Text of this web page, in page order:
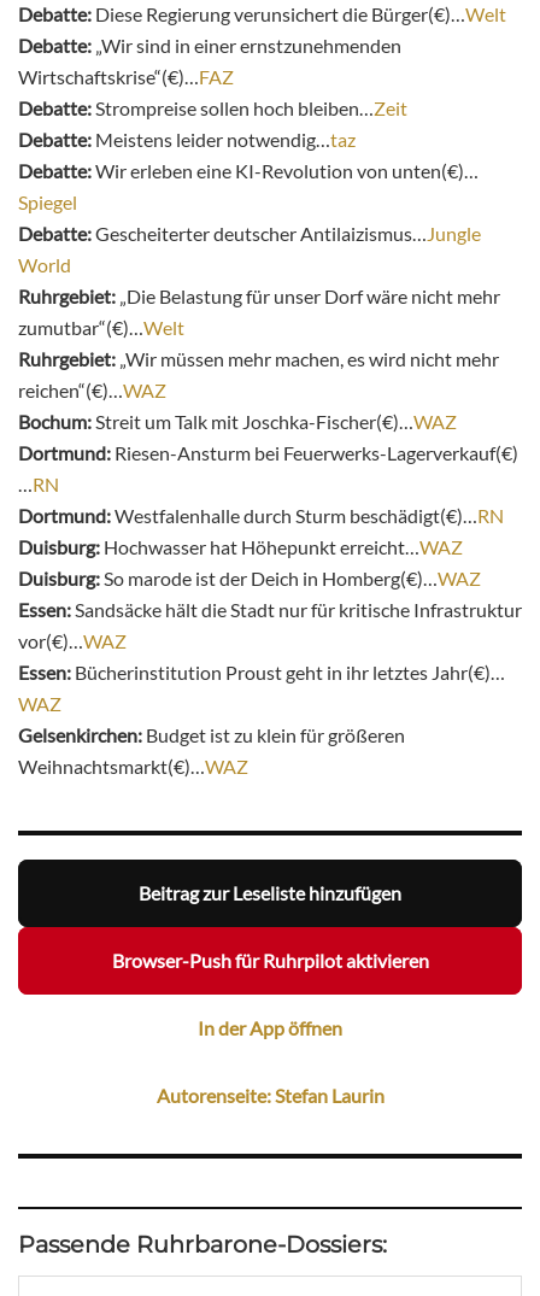
Debatte: Diese Regierung verunsichert die Bürger(€)… Welt
Debatte: „Wir sind in einer ernstzunehmenden
Wirtschaftskrise“(€)… FAZ
Debatte: Strompreise sollen hoch bleiben… Zeit
Debatte: Meistens leider notwendig… taz
Debatte:Wir erleben eine KI-Revolution von unten(€)…
Spiegel
Debatte:Gescheiterter deutscher Antilaizismus…
Jungle
World
Ruhrgebiet: „Die Belastung für unser Dorf wäre nicht mehr
zumutbar“(€)… Welt
Ruhrgebiet: „Wir müssen mehr machen, es wird nicht mehr
reichen“(€)… WAZ
Bochum: Streit um Talk mit Joschka-Fischer(€)… WAZ
Dortmund: Riesen-Ansturm bei Feuerwerks-Lagerverkauf(€)
RN
Dortmund:Westfalenhalle durch Sturm beschädigt(€)… RN
Duisburg: Hochwasser hat Höhepunkt erreicht… WAZ
Duisburg: So marode ist der Deich in Homberg(€)… WAZ
Essen: Sandsäcke hält die Stadt nur für kritische Infrastruktur
vor(€)… WAZ
Essen: Bücherinstitution Proust geht in ihr letztes Jahr(€)…
WAZ
Gelsenkirchen: Budget ist zu klein für größeren
Weihnachtsmarkt(€)… WAZ
Beitrag zur Leseliste hinzufügen
Browser-Push für Ruhrpilot aktivieren
In der App öffnen
Autorenseite: Stefan Laurin
Passende Ruhrbarone-Dossiers: